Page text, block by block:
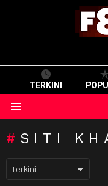
TERKINI
SITI